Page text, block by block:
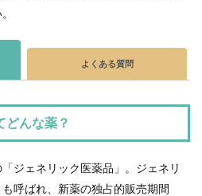
よくある質問
どんな薬？
ジェネリック医薬品」。ジェネリ
呼ばれ、新薬の独占的販売期間